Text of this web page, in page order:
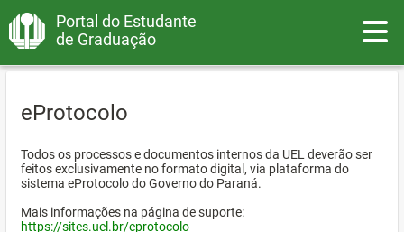
Portal do Estudante
de Graduação
eProtocolo
Todos os processos e documentos internos da UEL deverão ser
feitos exclusivamente no formato digital, via plataforma do
sistema eProtocolo do Governo do Paraná.
Mais informações na página de suporte:
https://sites.uel.br/eprotocolo